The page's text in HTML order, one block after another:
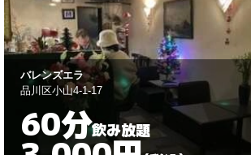
Asahikaraokebar
目黒区自由が丘1-27-2
60分飲み放題